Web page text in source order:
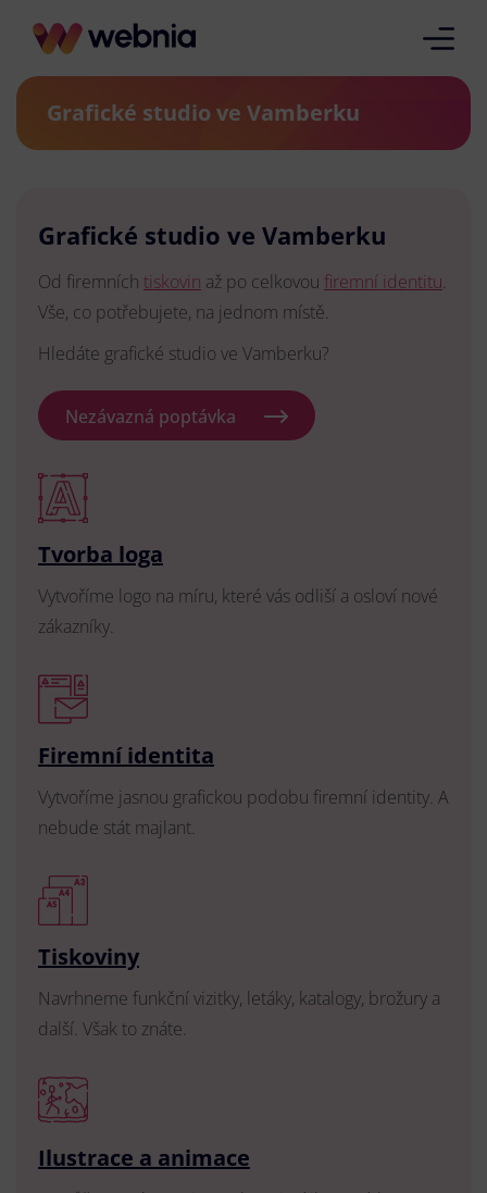
Grafické studio ve Vamberku
Grafické studio ve Vamberku
Od firemních tiskovin až po celkovou firemní identitu.
Vše, co potřebujete, na jednom místě.
Hledáte grafické studio ve Vamberku?
Nezávazná poptávka
Tvorba loga
Vytvoříme logo na míru, které vás odliší a osloví nové
zákazníky.
Firemní identita
Vytvoříme jasnou grafickou podobu firemní identity. A
nebude stát majlant.
Tiskoviny
Navrhneme funkční vizitky, letáky, katalogy, brožury a
další. Však to znáte.
Ilustrace a animace